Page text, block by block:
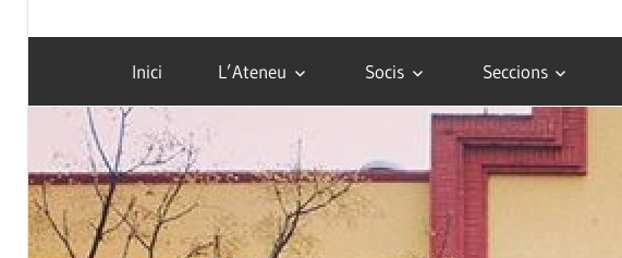
Inici L’Ateneu Socis Seccions